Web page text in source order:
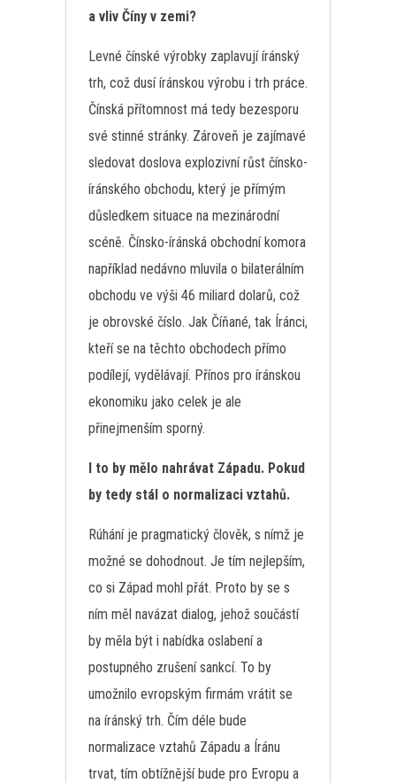
a vliv Číny v zemi?
Levné čínské výrobky zaplavují íránský
trh, což dusí íránskou výrobu i trh práce.
Čínská přítomnost má tedy bezesporu
své stinné stránky. Zároveň je zajímavé
sledovat doslova explozivní růst čínsko-
íránského obchodu, který je přímým
důsledkem situace na mezinárodní
scéně. Čínsko-íránská obchodní komora
například nedávno mluvila o bilaterálním
obchodu ve výši 46 miliard dolarů, což
je obrovské číslo. Jak Číňané, tak Íránci,
kteří se na těchto obchodech přímo
podílejí, vydělávají. Přínos pro íránskou
ekonomiku jako celek je ale
přinejmenším sporný.
I to by mělo nahrávat Západu. Pokud
by tedy stál o normalizaci vztahů.
Rúhání je pragmatický člověk, s nímž je
možné se dohodnout. Je tím nejlepším,
co si Západ mohl přát. Proto by se s
ním měl navázat dialog, jehož součástí
by měla být i nabídka oslabení a
postupného zrušení sankcí. To by
umožnilo evropským firmám vrátit se
na íránský trh. Čím déle bude
normalizace vztahů Západu a Íránu
trvat, tím obtížnější bude pro Evropu a